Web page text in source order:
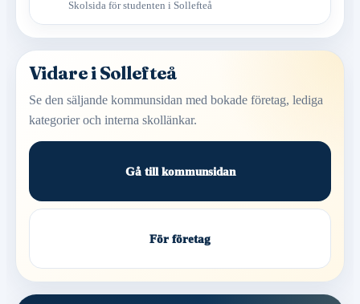
Skolsida för studenten i Sollefteå
Vidare i Sollefteå
Se den säljande kommunsidan med bokade företag, lediga
kategorier och interna skollänkar.
Gå till kommunsidan
För företag